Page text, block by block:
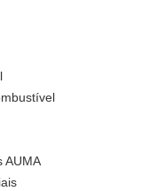
AUMA